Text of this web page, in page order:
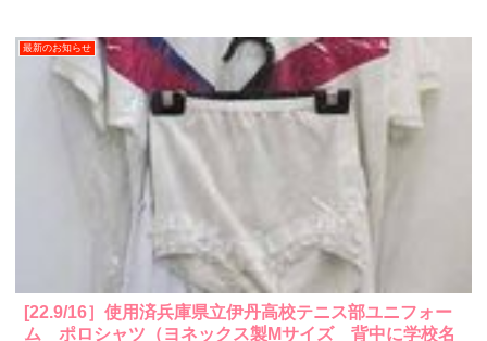
最新のお知らせ
[22.9/16］使用済兵庫県立伊丹高校テニス部ユニフォー
ム ポロシャツ（ヨネックス製Mサイズ 背中に学校名